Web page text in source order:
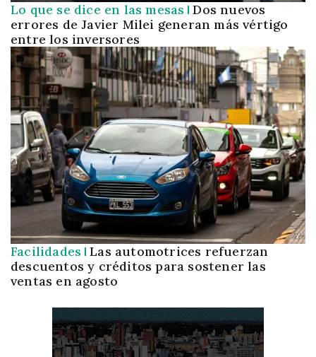
Lo que se dice en las mesas Dos nuevos
errores de Javier Milei generan más vértigo
entre los inversores
Facilidades Las automotrices refuerzan
descuentos y créditos para sostener las
ventas en agosto